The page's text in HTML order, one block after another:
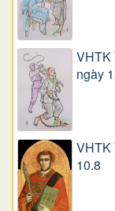
VHTK
ngày
VHTK
10.8